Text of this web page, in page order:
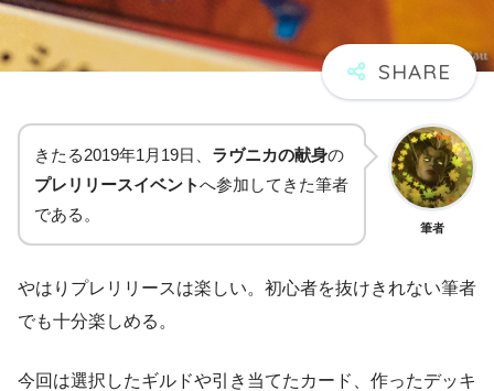
きたる2019年1月19日、 ラヴニカの献身の
プレリリースイベントへ参加してきた筆者
である。
筆者
やはりプレリリースは楽しい。初心者を抜けきれない筆者
でも十分楽しめる。
今回は選択したギルドや引き当てたカード、作ったデッキ